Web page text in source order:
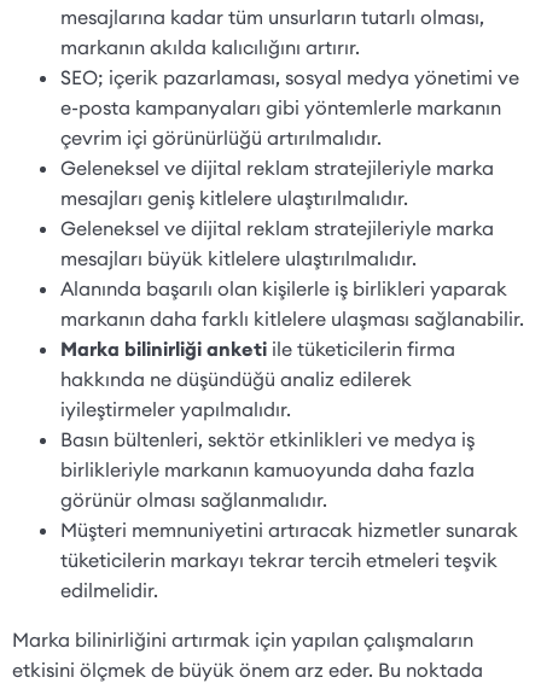
mesajlarına kadar tüm unsurların tutarlı olması,
markanın akılda kalıcılığını artırır.
SEO; içerik pazarlaması, sosyal medya yönetimi ve
e-posta kampanyaları gibi yöntemlerle markanın
çevrim içi görünürlüğü artırılmalıdır.
Geleneksel ve dijital reklam stratejileriyle marka
mesajları geniş kitlelere ulaştırılmalıdır.
Geleneksel ve dijital reklam stratejileriyle marka
mesajları büyük kitlelere ulaştırılmalıdır.
Alanında başarılı olan kişilerle iş birlikleri yaparak
markanın daha farklı kitlelere ulaşması sağlanabilir.
Marka bilinirliği anketi ile tüketicilerin firma
hakkında ne düşündüğü analiz edilerek
iyileştirmeler yapılmalıdır.
Basın bültenleri, sektör etkinlikleri ve medya iş
birlikleriyle markanın kamuoyunda daha fazla
görünür olması sağlanmalıdır.
Müşteri memnuniyetini artıracak hizmetler sunarak
tüketicilerin markayı tekrar tercih etmeleri teşvik
edilmelidir.
Marka bilinirliğini artırmak için yapılan çalışmaların
etkisini ölçmek de büyük önem arz eder. Bu noktada